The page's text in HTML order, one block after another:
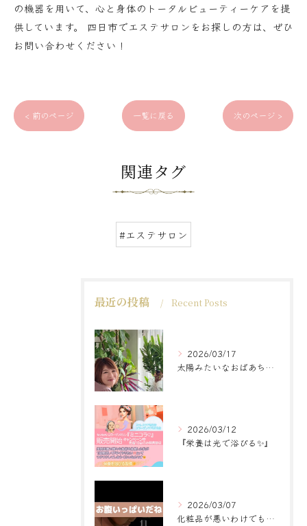
の機器を用いて、心と身体のトータルビューティーケアを提
供しています。 四日市でエステサロンをお探しの方は、ぜひ
お問い合わせください！
< 前のページ 一覧に戻る 次のページ >
関連タグ
#エステサロン
最近の投稿 Recent Posts
2026/03/17
太陽みたいなおばあちゃんに
2026/03/12
『栄養は光で浴びる✨』
2026/03/07
化粧品が悪いわけでもなく